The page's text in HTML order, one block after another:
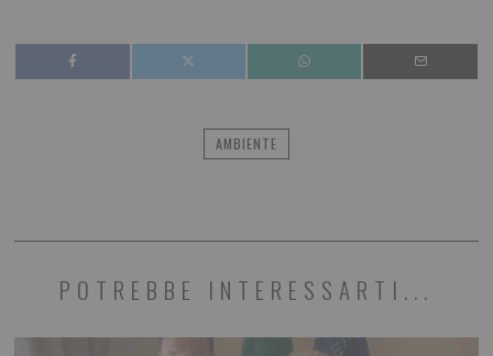
AMBIENTE
POTREBBE INTERESSARTI...